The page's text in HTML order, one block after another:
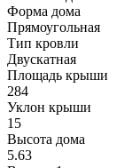
Форма дома
Прямоугольная
Тип кровли
Двускатная
Площадь крыши
284
Уклон крыши
15
Высота дома
5.63